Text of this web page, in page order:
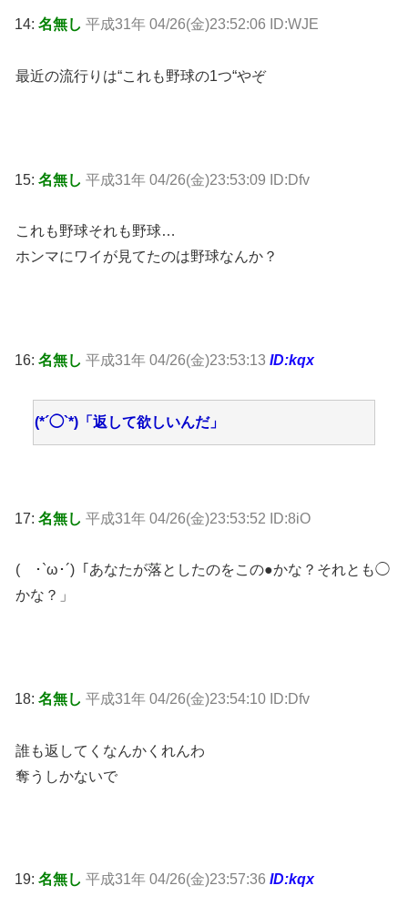
14: 名無し 平成31年 04/26(金)23:52:06 ID:WJE
最近の流行りは“これも野球の1つ“やぞ
15: 名無し 平成31年 04/26(金)23:53:09 ID:Dfv
これも野球それも野球…
ホンマにワイが見てたのは野球なんか？
16: 名無し 平成31年 04/26(金)23:53:13 ID:kqx
(*´◯`*)「返して欲しいんだ」
17: 名無し 平成31年 04/26(金)23:53:52 ID:8iO
( ･`ω･´)「あなたが落としたのをこの●かな？それとも◯
かな？」
18: 名無し 平成31年 04/26(金)23:54:10 ID:Dfv
誰も返してくなんかくれんわ
奪うしかないで
19: 名無し 平成31年 04/26(金)23:57:36 ID:kqx